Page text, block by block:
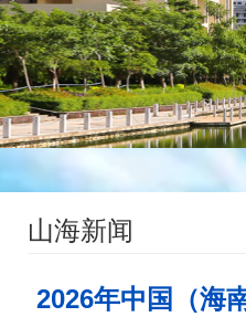
山海新闻
2026年中国（海